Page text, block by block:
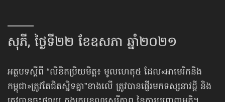
——
សុភី, ថ្ងៃទី២២ ខែឧសភា ឆ្នាំ២០២១
អត្ថបទស្ដីពី “លិខិតប្រិយមិត្ត៖ មូលហេតុ៥ ដែល​«អាមេរិកនិង​
កម្ពុជា»​ត្រូវតែជិតស្និទគ្នា”​ខាងលើ ត្រូវបានផ្ញើរ​មក​ទស្សនាវដ្ដី និង